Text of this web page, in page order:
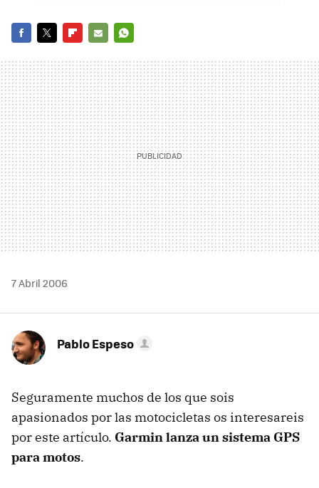
MAIL
7 Abril 2006
Pablo Espeso
Seguramente muchos de los que sois
apasionados por las motocicletas os interesareis
por este artículo. Garmin lanza un sistema GPS
para motos.